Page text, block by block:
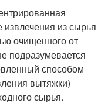
извлечения из сырья
очищенного от
подразумевается
способом
вытяжки)
сырья.